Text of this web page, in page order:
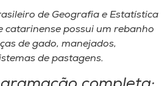
de Geografia e Estatística
catarinense possui um rebanho
de gado, manejados,
de pastagens.